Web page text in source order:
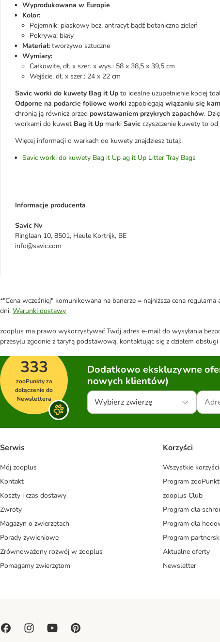
Wyprodukowana w Europie
Kolor:
Pojemnik: piaskowy beż, antracyt bądź botaniczna zieleń
Pokrywa: biały
Materiał: tworzywo sztuczne
Wymiary:
Całkowite, dł. x szer. x wys.: 58 x 38,5 x 39,5 cm
Wejście, dł. x szer.: 24 x 22 cm
Savic worki do kuwety Bag it Up to idealne uzupełnienie kociej
Odporne na podarcie foliowe worki zapobiegają wiązaniu się
chronią ją również przed powstawaniem przykrych zapachów.
workami do kuwet Bag it Up marki Savic czyszczenie kuwety to od
Więcej informacji o warkach do kuwety znajdziesz tutaj:
Savic worki do kuwety Bag it Up ag it Up Litter Tray Bags
Informacje producenta
Savic Nv
Ringlaan 10, 8501, Heule Kortrijk, BE
info@savic.com
*"Cena wcześniej" komunikowana na banerze = najniższa cena
dni. Warunki dostawy
zooplus ma prawo wykorzystywać Twój adres e-mail do wysyłania
przesyłu zgodnie z taryfą podstawową, kontaktując się z działem
333
zooPunkty za
dołączenie do
Newslettera
Dodatkowo ekskluzywne
nowych klientów)
Wybierz zwierzę
Serwis
Mój zooplus
Kontakt
Koszty i czas dostawy
Zwroty
Magazyn o zwierzętach
Porady żywieniowe
Zrównoważony rozwój w zooplus
Pomagamy zwierzętom
Korzyści
Wszystkie korzyści
Program
zooplus Club
Program dla
Program dla
Program
Aktualne oferty
Newsletter